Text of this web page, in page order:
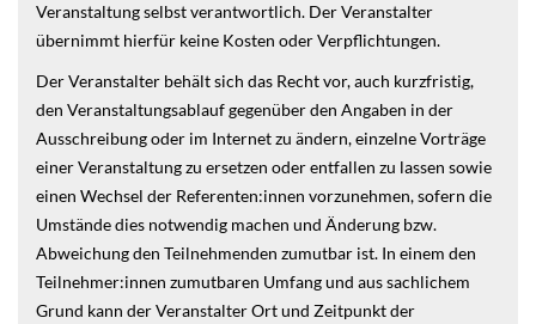
Veranstaltung selbst verantwortlich. Der Veranstalter
übernimmt hierfür keine Kosten oder Verpflichtungen.
Der Veranstalter behält sich das Recht vor, auch kurzfristig,
den Veranstaltungsablauf gegenüber den Angaben in der
Ausschreibung oder im Internet zu ändern, einzelne Vorträge
einer Veranstaltung zu ersetzen oder entfallen zu lassen sowie
einen Wechsel der Referenten:innen vorzunehmen, sofern die
Umstände dies notwendig machen und Änderung bzw.
Abweichung den Teilnehmenden zumutbar ist. In einem den
Teilnehmer:innen zumutbaren Umfang und aus sachlichem
Grund kann der Veranstalter Ort und Zeitpunkt der